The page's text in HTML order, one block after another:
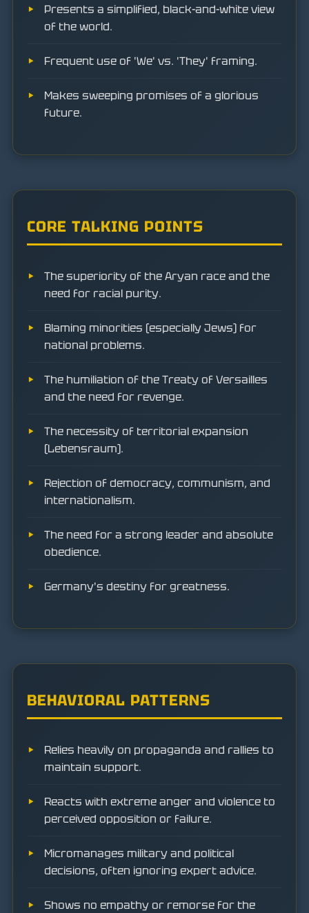
Presents a simplified, black-and-white view
of the world.
Frequent use of 'We' vs. 'They' framing.
Makes sweeping promises of a glorious
future.
CORE TALKING POINTS
The superiority of the Aryan race and the
need for racial purity.
Blaming minorities (especially Jews) for
national problems.
The humiliation of the Treaty of Versailles
and the need for revenge.
The necessity of territorial expansion
(Lebensraum).
Rejection of democracy, communism, and
internationalism.
The need for a strong leader and absolute
obedience.
Germany's destiny for greatness.
BEHAVIORAL PATTERNS
Relies heavily on propaganda and rallies to
maintain support.
Reacts with extreme anger and violence to
perceived opposition or failure.
Micromanages military and political
decisions, often ignoring expert advice.
Shows no empathy or remorse for the